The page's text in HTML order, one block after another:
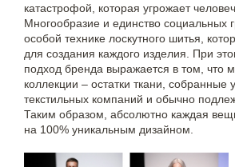
катастрофой, которая угрожает
Многообразие и единство социальных
особой технике лоскутного шитья,
для создания каждого изделия. При
подход бренда выражается в том, что
коллекции – остатки ткани, собранные
текстильных компаний и обычно
Таким образом, абсолютно каждая
на 100% уникальным дизайном.